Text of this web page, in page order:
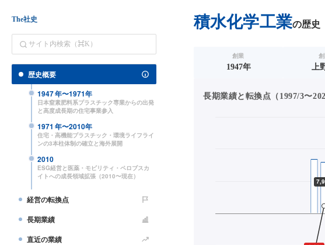
The社史
歴史概要
1947年〜1971年
日本窒素肥料系プラスチック専業からの出発
と高度成長期の住宅事業参入
1971 年〜2010年
住宅・高機能プラスチック・環境ライフライ
ンの3本柱体制の確立と海外展開
2010
ESG経営と医薬・モビリティ・ペロブスカ
イトへの成長領域拡張（2010〜現在）
経営の転換点
長期業績
直近の業績
積水化学工業の歴史
創業
1947年 上
長期業績と転換点（1997/3〜